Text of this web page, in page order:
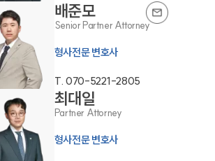
그룹소개
배준모
Senior Partner Attorney
형사전문 변호사
T. 070-5221-2805
최대일
Partner Attorney
형사전문 변호사